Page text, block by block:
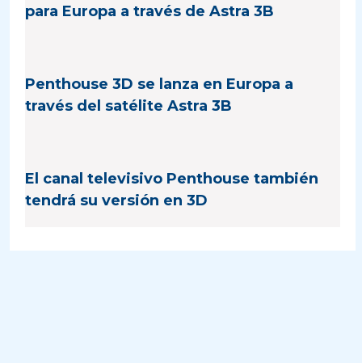
para Europa a través de Astra 3B
Penthouse 3D se lanza en Europa a
través del satélite Astra 3B
El canal televisivo Penthouse también
tendrá su versión en 3D